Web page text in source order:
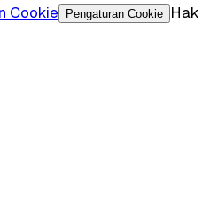
Cookie Pengaturan Cookie
Hak